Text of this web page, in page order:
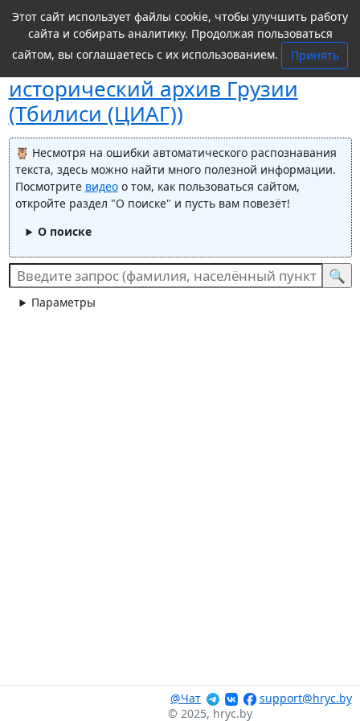
Поиск вЦентральный
исторический архив Грузии
(Тбилиси (ЦИАГ))
Несмотря на ошибки автоматического распознавания
текста, здесь можно найти много полезной информации.
Посмотрите видеоо том, как пользоваться сайтом,
откройте раздел "О поиске" и пусть вам повезёт!
О поиске
Параметры
Этот сайт использует файлы cookie, чтобы улучшить работу
сайта и собирать аналитику. Продолжая пользоваться
сайтом, вы соглашаетесь с их использованием.
Принять
@Чат
support@hryc.by
© 2025, hryc.by